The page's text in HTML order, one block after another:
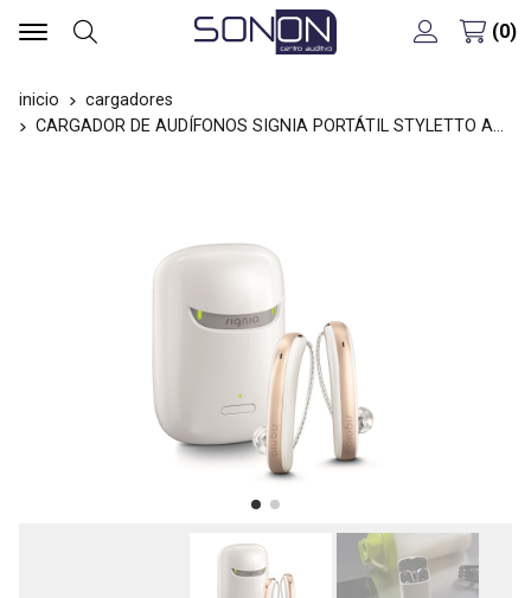
Buscar
0
inicio
cargadores
CARGADOR DE AUDÍFONOS SIGNIA PORTÁTIL STYLETTO AX / X